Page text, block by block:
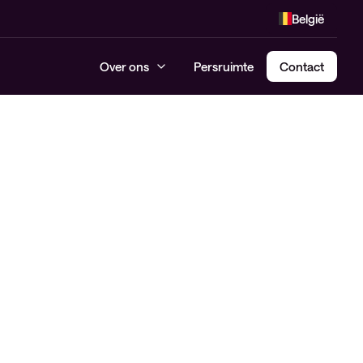
België
Over ons Persruimte Contact